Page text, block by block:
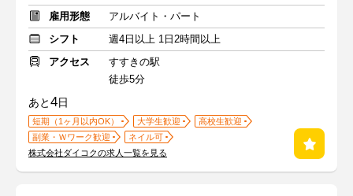
雇用形態
アルバイト・パート
シフト
週4日以上 1日2時間以上
アクセス
すすきの駅
徒歩5分
あと4日
短期（1ヶ月以内OK） 大学生歓迎
高校生歓迎
副業・Ｗワーク歓迎
ネイル可
株式会社ダイコクの求人一覧を見る